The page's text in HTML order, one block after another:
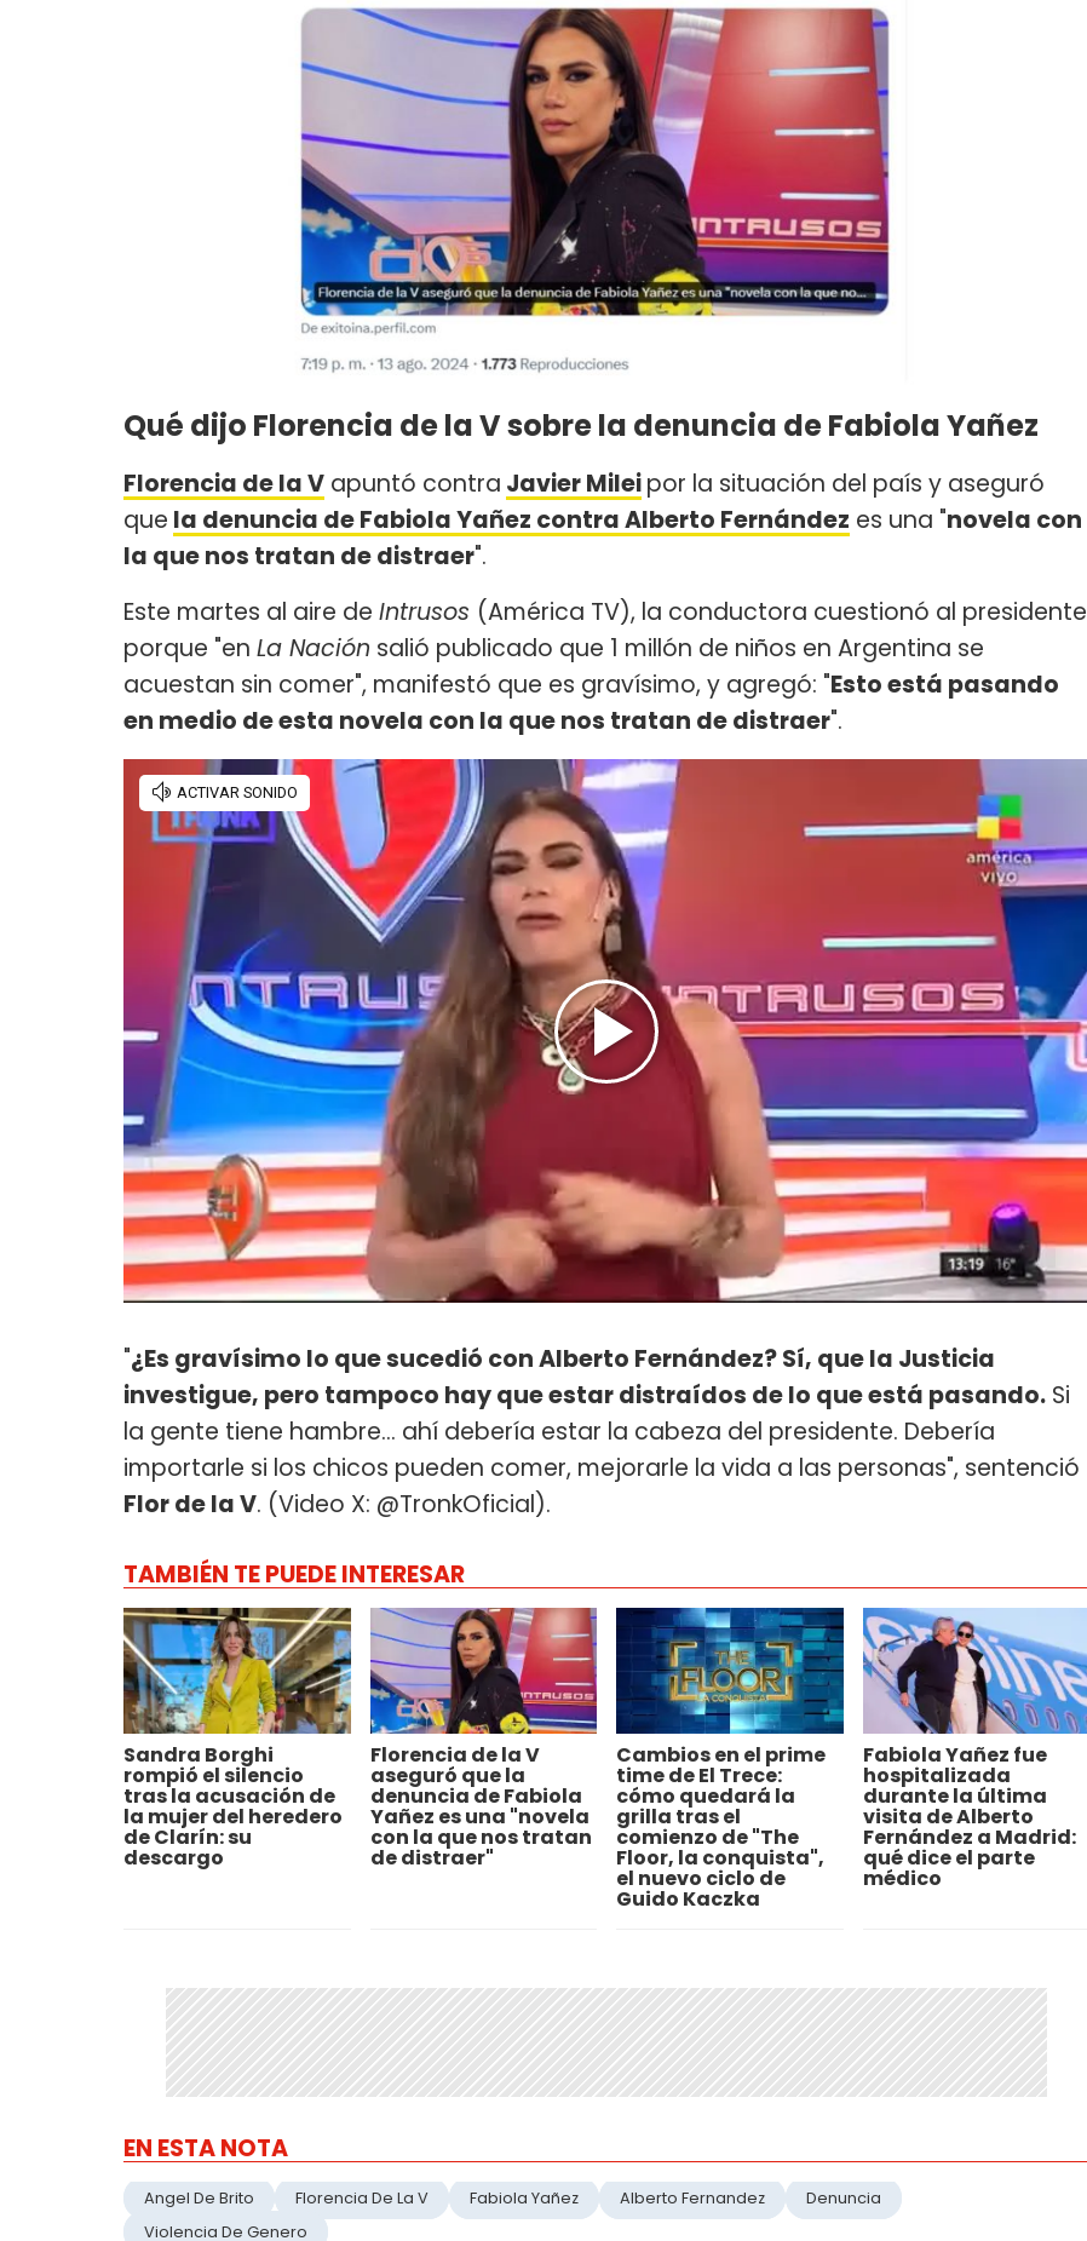
Qué dijo Florencia de la V sobre la denuncia de Fabiola Yañez
Florencia de la V apuntó contra Javier Mileipor la situación del país y aseguró
que la denuncia de Fabiola Yañez contra Alberto Fernández es una "novela con
la que nos tratan de distraer".
Este martes al aire de Intrusos (América TV), la conductora cuestionó al presidente
porque "en La Nación salió publicado que 1 millón de niños en Argentina se
acuestan sin comer", manifestó que es gravísimo, y agregó: "Esto está pasando
en medio de esta novela con la que nos tratan de distraer".
"¿Es gravísimo lo que sucedió con Alberto Fernández? Sí, que la Justicia
investigue, pero tampoco hay que estar distraídos de lo que está pasando. Si
la gente tiene hambre... ahí debería estar la cabeza del presidente. Debería
importarle si los chicos pueden comer, mejorarle la vida a las personas", sentenció
Flor de la V. (Video X: @TronkOficial).
TAMBIÉN TE PUEDE INTERESAR
Sandra Borghi
rompió el silencio
tras la acusación de
la mujer del heredero
de Clarín: su
descargo
Florencia de la V
aseguró que la
denuncia de Fabiola
Yañez es una "novela
con la que nos tratan
de distraer"
Cambios en el prime
time de El Trece:
cómo quedará la
grilla tras el
comienzo de "The
Floor, la conquista",
el nuevo ciclo de
Guido Kaczka
Fabiola Yañez fue
hospitalizada
durante la última
visita de Alberto
Fernández a Madrid:
qué dice el parte
médico
EN ESTA NOTA
Angel De Brito Florencia De La V Fabiola Yañez Alberto Fernandez
Denuncia
Violencia De Genero